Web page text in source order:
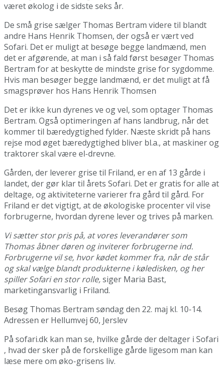
været økolog i de sidste seks år.
De små grise sælger Thomas Bertram videre til blandt
andre Hans Henrik Thomsen, der også er vært ved
Sofari. Det er muligt at besøge begge landmænd, men
det er afgørende, at man i så fald først besøger Thomas
Bertram for at beskytte de mindste grise for sygdomme.
Hvis man besøger begge landmænd, er det muligt at få
smagsprøver hos Hans Henrik Thomsen
Det er ikke kun dyrenes ve og vel, som optager Thomas
Bertram. Også optimeringen af hans landbrug, når det
kommer til bæredygtighed fylder. Næste skridt på hans
rejse mod øget bæredygtighed bliver bl.a., at maskiner og
traktorer skal være el-drevne.
Gården, der leverer grise til Friland, er en af 13 gårde i
landet, der gør klar til årets Sofari. Det er gratis for alle at
deltage, og aktiviteterne varierer fra gård til gård. For
Friland er det vigtigt, at de økologiske procenter vil vise
forbrugerne, hvordan dyrene lever og trives på marken.
Vi sætter stor pris på, at vores leverandører som
Thomas åbner døren og inviterer forbrugerne ind.
Forbrugerne vil se, hvor kødet kommer fra, når de står
og skal vælge blandt produkterne i køledisken, og her
spiller Sofari en stor rolle,siger Maria Bast,
marketingansvarlig i Friland.
Besøg Thomas Bertram søndag den 22. maj kl. 10-14.
Adressen er Hellumvej 60, Jerslev
På sofari.dk kan man se, hvilke gårde der deltager i Sofari
, hvad der sker på de forskellige gårde ligesom man kan
læse mere om øko-grisens liv.